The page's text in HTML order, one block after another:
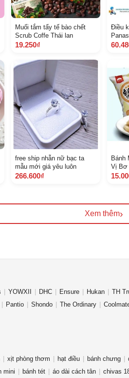
Muối tắm tẩy tế bào chết
Scrub Coffe Thái lan
19.250₫
Điều
chiều
free ship nhẫn nữ bạc ta
mẫu mới giá yêu luôn
266.600₫
Bánh
Vị Bơ
Xem thêm›
YOWXII DHC Ensure Hukan TH
Pantio Shondo The Ordinary
xịt phòng thơm hạt điều bánh chưng
mini bánh tét áo dài cách tân chivas